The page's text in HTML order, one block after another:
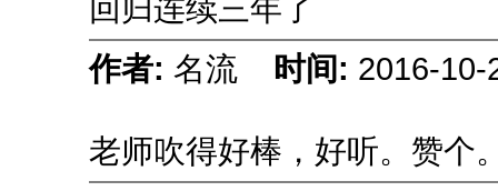
回归连续三年了
作者: 名流 时间: 2016-10-
老师吹得好棒，好听。赞个